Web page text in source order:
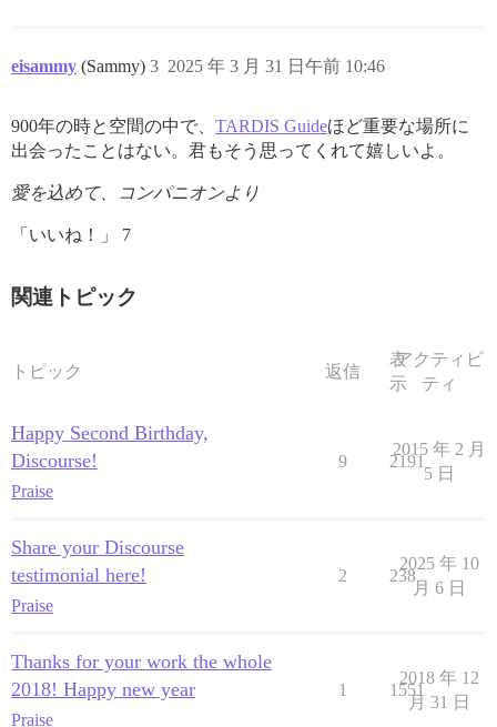
eisammy (Sammy) 2025 年 3 月 31 日午前 10:46
3
900年の時と空間の中で、 TARDIS Guideほど重要な場所に
出会ったことはない。君もそう思ってくれて嬉しいよ。
愛を込めて、コンパニオンより
「いいね！」 7
関連トピック
トピック 返信
表
示
アクティビ
ティ
Happy Second Birthday,
Discourse!
Praise
9 2191
2015 年 2 月
5 日
Share your Discourse
testimonial here!
Praise
2 238
2025 年 10
月 6 日
Thanks for your work the whole
2018! Happy new year
Praise
1 1551
2018 年 12
月 31 日